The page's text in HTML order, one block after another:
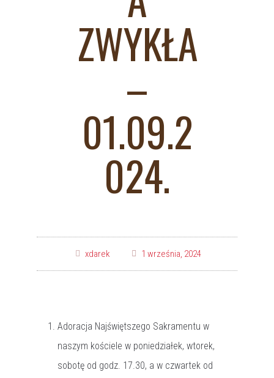
ZWYKŁA
–
01.09.2
024.
xdarek 1 września, 2024
Adoracja Najświętszego Sakramentu w
naszym kościele w poniedziałek, wtorek,
sobotę od godz. 17.30, a w czwartek od